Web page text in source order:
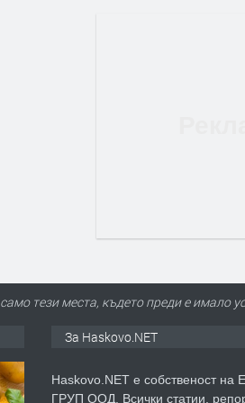
тези места, където преди е имало
За Haskovo.NET
Haskovo.NET е собственост
ГРУП ООД. Всички статии,